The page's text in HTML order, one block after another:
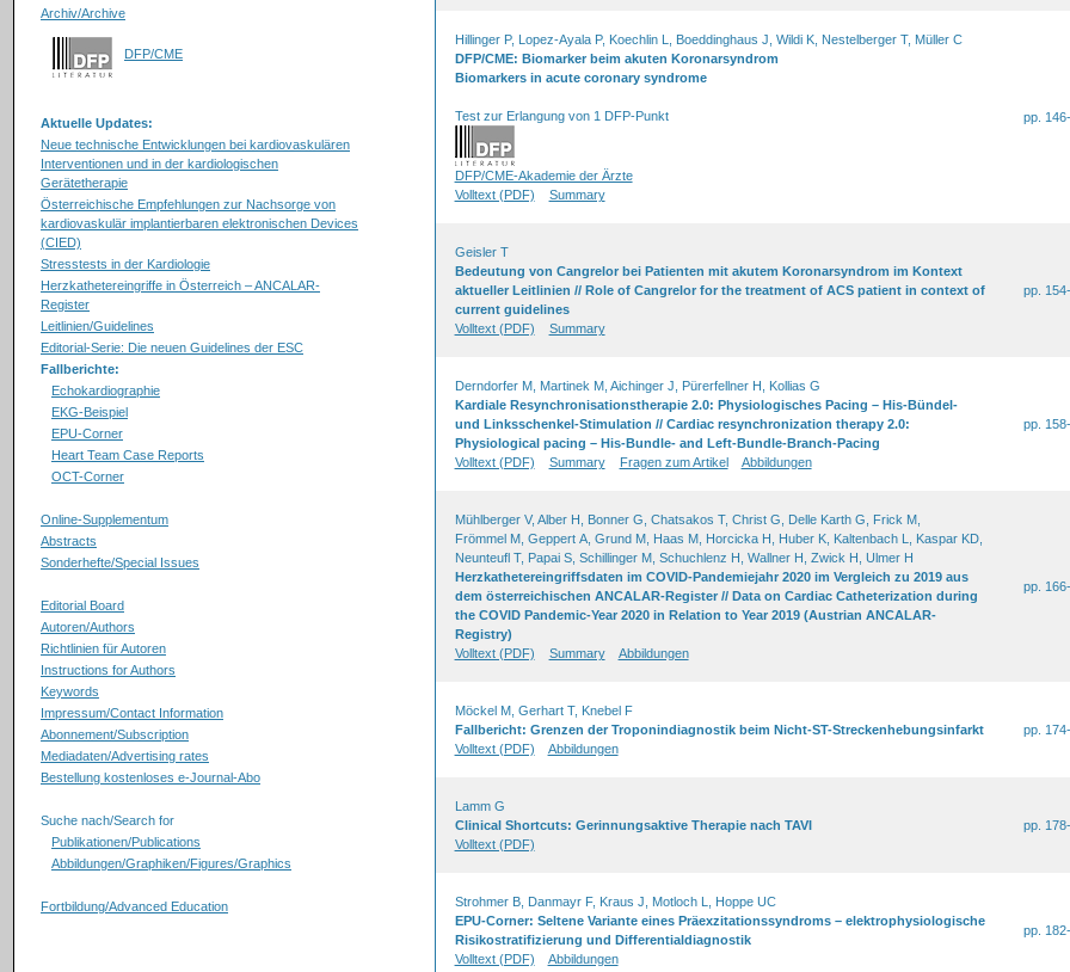
Archiv/Archive
DFP/CME
Aktuelle Updates:
Neue technische Entwicklungen bei kardiovaskulären
Interventionen und in der kardiologischen
Gerätetherapie
Österreichische Empfehlungen zur Nachsorge von
kardiovaskulär implantierbaren elektronischen Devices
(CIED)
Stresstests in der Kardiologie
Herzkathetereingriffe in Österreich – ANCALAR-
Register
Leitlinien/Guidelines
Editorial-Serie: Die neuen Guidelines der ESC
Fallberichte:
Echokardiographie
EKG-Beispiel
EPU-Corner
Heart Team Case Reports
OCT-Corner
Online-Supplementum
Abstracts
Sonderhefte/Special Issues
Editorial Board
Autoren/Authors
Richtlinien für Autoren
Instructions for Authors
Keywords
Impressum/Contact Information
Abonnement/Subscription
Mediadaten/Advertising rates
Bestellung kostenloses e-Journal-Abo
Suche nach/Search for
Publikationen/Publications
Abbildungen/Graphiken/Figures/Graphics
Fortbildung/Advanced Education
Hillinger P, Lopez-Ayala P, Koechlin L, Boeddinghaus J, Wildi K, Nestelberger T, Müller C
DFP/CME: Biomarker beim akuten Koronarsyndrom
Biomarkers in acute coronary syndrome
Test zur Erlangung von 1 DFP-Punkt
DFP/CME-Akademie der Ärzte
Volltext (PDF)
Summary
pp.
Geisler T
Bedeutung von Cangrelor bei Patienten mit akutem Koronarsyndrom im Kontext
aktueller Leitlinien // Role of Cangrelor for the treatment of ACS patient in context of
current guidelines
Volltext (PDF)
Summary
pp.
Derndorfer M, Martinek M, Aichinger J, Pürerfellner H, Kollias G
Kardiale Resynchronisationstherapie 2.0: Physiologisches Pacing – His-Bündel-
und Linksschenkel-Stimulation // Cardiac resynchronization therapy 2.0:
Physiological pacing – His-Bundle- and Left-Bundle-Branch-Pacing
Volltext (PDF)
Summary Fragen zum Artikel Abbildungen
pp.
Mühlberger V, Alber H, Bonner G, Chatsakos T, Christ G, Delle Karth G, Frick M,
Frömmel M, Geppert A, Grund M, Haas M, Horcicka H, Huber K, Kaltenbach L, Kaspar KD,
Neunteufl T, Papai S, Schillinger M, Schuchlenz H, Wallner H, Zwick H, Ulmer H
Herzkathetereingriffsdaten im COVID-Pandemiejahr 2020 im Vergleich zu 2019 aus
dem österreichischen ANCALAR-Register // Data on Cardiac Catheterization during
the COVID Pandemic-Year 2020 in Relation to Year 2019 (Austrian ANCALAR-
Registry)
Volltext (PDF)
Summary Abbildungen
pp.
Möckel M, Gerhart T, Knebel F
Fallbericht: Grenzen der Troponindiagnostik beim Nicht-ST-Streckenhebungsinfarkt
Volltext (PDF)
Abbildungen
pp.
Lamm G
Clinical Shortcuts: Gerinnungsaktive Therapie nach TAVI
Volltext (PDF)
pp.
Strohmer B, Danmayr F, Kraus J, Motloch L, Hoppe UC
EPU-Corner: Seltene Variante eines Präexzitationssyndroms – elektrophysiologische
Risikostratifizierung und Differentialdiagnostik
Volltext (PDF)
Abbildungen
pp.